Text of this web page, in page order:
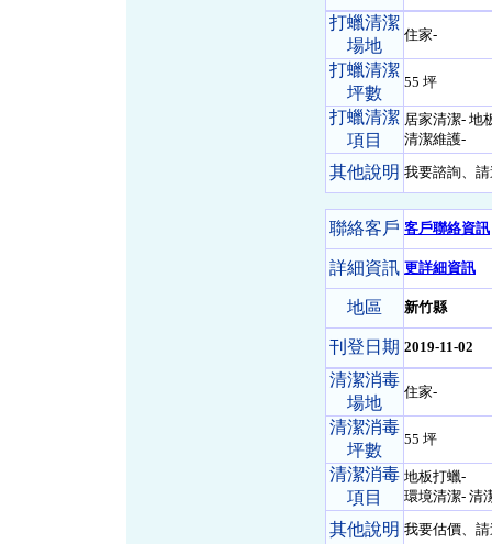
打蠟清潔
場地
住家-
打蠟清潔
坪數
55 坪
打蠟清潔
項目
居家清潔- 地
清潔維護-
其他說明 我要諮詢、
聯絡客戶 客戶聯絡資訊
詳細資訊 更詳細資訊
地區 新竹縣
刊登日期 2019-11-02
清潔消毒
場地
住家-
清潔消毒
坪數
55 坪
清潔消毒
項目
地板打蠟-
環境清潔- 清
其他說明 我要估價、